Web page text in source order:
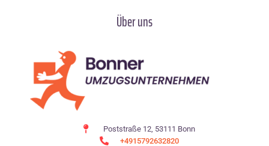
Über uns
Poststraße 12, 53111 Bonn
+4915792632820